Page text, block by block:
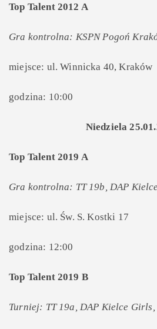
Top Talent 2012 A
Gra kontrolna: KSPN Pogoń
miejsce: ul. Winnicka 40, Kraków
godzina: 10:00
Niedziela
Top Talent 2019 A
Gra kontrolna: TT 19b, DAP
miejsce: ul. Św. S. Kostki 17
godzina: 12:00
Top Talent 2019 B
Turniej: TT 19a, DAP Kielce Girls,